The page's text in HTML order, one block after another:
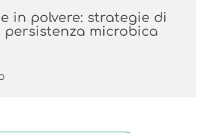
in polvere: strategie di
persistenza microbica